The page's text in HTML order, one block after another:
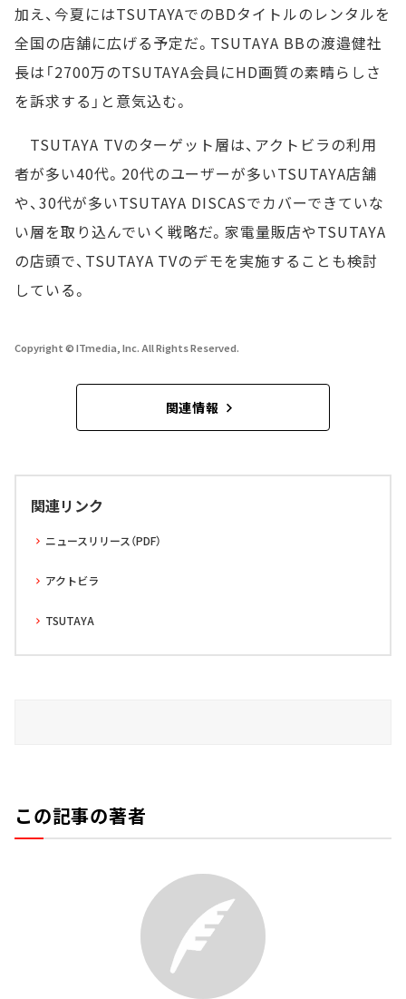
加え、今夏にはTSUTAYAでのBDタイトルのレンタルを
全国の店舗に広げる予定だ。TSUTAYA BBの渡邉健社
長は「2700万のTSUTAYA会員にHD画質の素晴らしさ
を訴求する」と意気込む。
TSUTAYA TVのターゲット層は、アクトビラの利用
者が多い40代。20代のユーザーが多いTSUTAYA店舗
や、30代が多いTSUTAYA DISCASでカバーできていな
い層を取り込んでいく戦略だ。家電量販店やTSUTAYA
の店頭で、TSUTAYA TVのデモを実施することも検討
している。
Copyright © ITmedia, Inc. All Rights Reserved.
関連情報
関連リンク
ニュースリリース（PDF）
アクトビラ
TSUTAYA
この記事の著者